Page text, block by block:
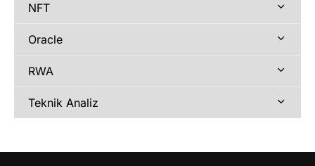
NFT
Oracle
RWA
Teknik Analiz